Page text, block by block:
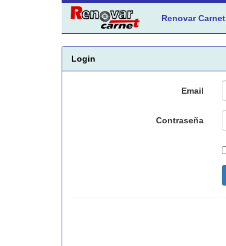
Renovar Carnet
Login
Email
Contraseña